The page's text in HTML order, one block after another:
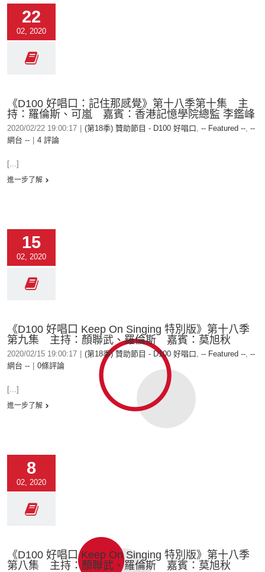
22
02, 2020
《D100 好唱口：記住那感覺》第十八季第十集 主
持：羅倫斯、可嵐 嘉賓：香港記憶學院總監 李鑑峰
2020/02/22 19:00:17 (第18季) 贊助節目 - D100 好唱口, -- Featured --, --
網台 --
4 評論
[...]
進一步了解
15
02, 2020
《D100 好唱口 Keep On Singing 特別版》第十八季
第九集 主持：顏聯武、羅倫斯 嘉賓：莫旭秋
2020/02/15 19:00:17 (第18季) 贊助節目 - D100 好唱口, -- Featured --, --
網台 --
0條評論
[...]
進一步了解
8
02, 2020
《D100 好唱口 Keep On Singing 特別版》第十八季
第八集 主持：顏聯武、羅倫斯 嘉賓：莫旭秋